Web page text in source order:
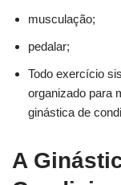
musculação;
pedalar;
Todo exercício
organizado para
ginástica de
A